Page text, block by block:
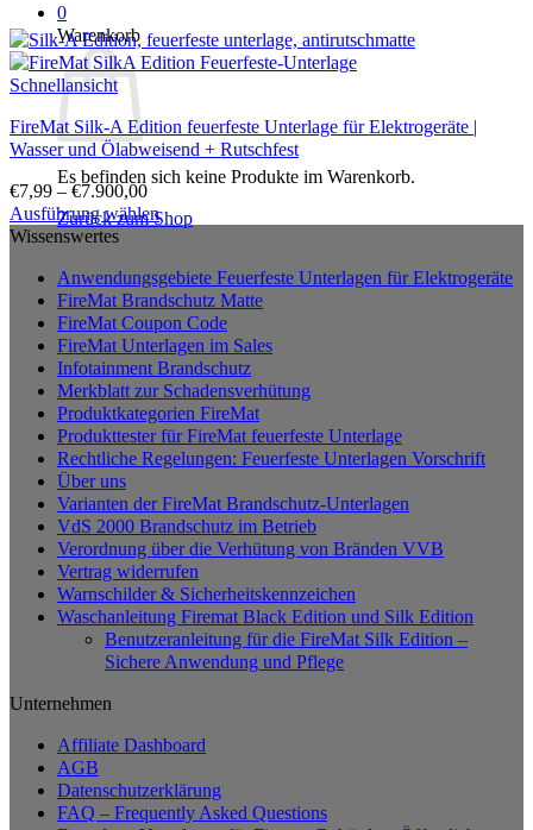
0
Warenkorb
Es befinden sich keine Produkte im Warenkorb.
Zurück zum Shop
Schnellansicht
FireMat Silk-A Edition feuerfeste Unterlage für Elektrogeräte |
Wasser und Ölabweisend + Rutschfest
€7,99 – €7.900,00
Ausführung wählen
Dieses
weist
mehrere
Varianten
Optionen
können
Produktseite
gewählt
werden
Wissenswertes
Anwendungsgebiete Feuerfeste Unterlagen für Elektrogeräte
FireMat Brandschutz Matte
FireMat Coupon Code
FireMat Unterlagen im Sales
Infotainment Brandschutz
Merkblatt zur Schadensverhütung
Produktkategorien FireMat
Produkttester für FireMat feuerfeste Unterlage
Rechtliche Regelungen: Feuerfeste Unterlagen Vorschrift
Über uns
Varianten der FireMat Brandschutz-Unterlagen
VdS 2000 Brandschutz im Betrieb
Verordnung über die Verhütung von Bränden VVB
Vertrag widerrufen
Warnschilder & Sicherheitskennzeichen
Waschanleitung Firemat Black Edition und Silk Edition
Benutzeranleitung für die FireMat Silk Edition –
Sichere Anwendung und Pflege
Unternehmen
Affiliate Dashboard
AGB
Datenschutzerklärung
FAQ – Frequently Asked Questions